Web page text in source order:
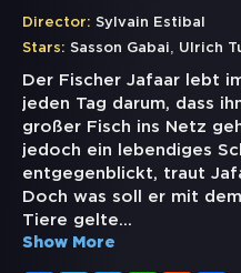
Director: Sylvain Estibal
Stars: Sasson Gabai, Ulrich
Der Fischer Jafaar lebt
jeden Tag darum, dass
großer Fisch ins Netz
jedoch ein lebendiges
entgegenblickt, traut
Doch was soll er mit
Tiere gelte...
Show More